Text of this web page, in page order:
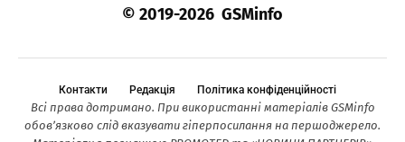
© 2019-2026 GSMinfo
Контакти Редакція Політика конфіденційності
Всі права дотримано. При використанні матеріалів GSMinfo
обов’язково слід вказувати гіперпосилання на першоджерело.